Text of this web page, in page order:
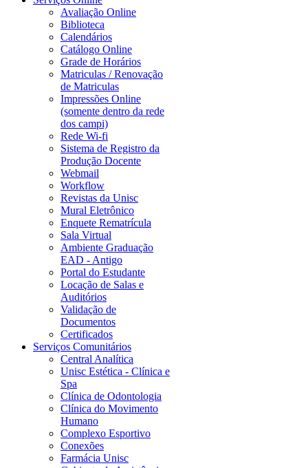
Avaliação Online
Biblioteca
Calendários
Catálogo Online
Grade de Horários
Matriculas / Renovação
de Matriculas
Impressões Online
(somente dentro da rede
dos campi)
Rede Wi-fi
Sistema de Registro da
Produção Docente
Webmail
Workflow
Revistas da Unisc
Mural Eletrônico
Enquete Rematrícula
Sala Virtual
Ambiente Graduação
EAD - Antigo
Portal do Estudante
Locação de Salas e
Auditórios
Validação de
Documentos
Certificados
Serviços Comunitários
Central Analítica
Unisc Estética - Clínica e
Spa
Clínica de Odontologia
Clínica do Movimento
Humano
Complexo Esportivo
Conexões
Farmácia Unisc